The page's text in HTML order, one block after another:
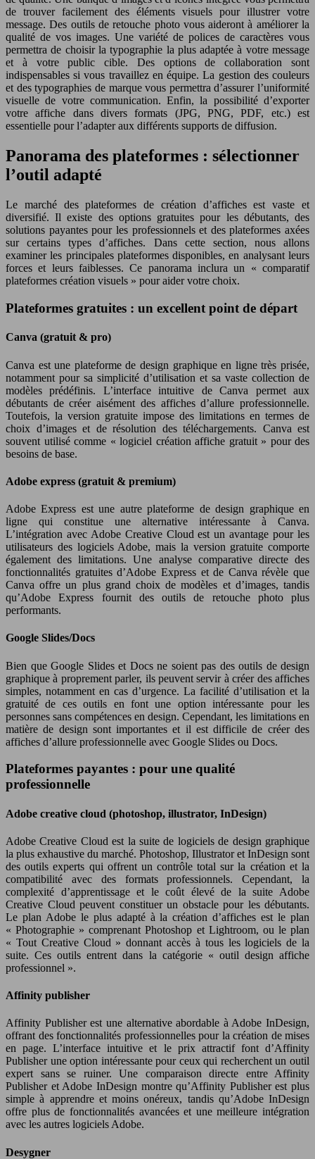
de trouver facilement des éléments visuels pour illustrer votre
message. Des outils de retouche photo vous aideront à améliorer la
qualité de vos images. Une variété de polices de caractères vous
permettra de choisir la typographie la plus adaptée à votre message
et à votre public cible. Des options de collaboration sont
indispensables si vous travaillez en équipe. La gestion des couleurs
et des typographies de marque vous permettra d’assurer l’uniformité
visuelle de votre communication. Enfin, la possibilité d’exporter
votre affiche dans divers formats (JPG, PNG, PDF, etc.) est
essentielle pour l’adapter aux différents supports de diffusion.
Panorama des plateformes : sélectionner
l’outil adapté
Le marché des plateformes de création d’affiches est vaste et
diversifié. Il existe des options gratuites pour les débutants, des
solutions payantes pour les professionnels et des plateformes axées
sur certains types d’affiches. Dans cette section, nous allons
examiner les principales plateformes disponibles, en analysant leurs
forces et leurs faiblesses. Ce panorama inclura un « comparatif
plateformes création visuels » pour aider votre choix.
Plateformes gratuites : un excellent point de départ
Canva (gratuit & pro)
Canva est une plateforme de design graphique en ligne très prisée,
notamment pour sa simplicité d’utilisation et sa vaste collection de
modèles prédéfinis. L’interface intuitive de Canva permet aux
débutants de créer aisément des affiches d’allure professionnelle.
Toutefois, la version gratuite impose des limitations en termes de
choix d’images et de résolution des téléchargements. Canva est
souvent utilisé comme « logiciel création affiche gratuit » pour des
besoins de base.
Adobe express (gratuit & premium)
Adobe Express est une autre plateforme de design graphique en
ligne qui constitue une alternative intéressante à Canva.
L’intégration avec Adobe Creative Cloud est un avantage pour les
utilisateurs des logiciels Adobe, mais la version gratuite comporte
également des limitations. Une analyse comparative directe des
fonctionnalités gratuites d’Adobe Express et de Canva révèle que
Canva offre un plus grand choix de modèles et d’images, tandis
qu’Adobe Express fournit des outils de retouche photo plus
performants.
Google Slides/Docs
Bien que Google Slides et Docs ne soient pas des outils de design
graphique à proprement parler, ils peuvent servir à créer des affiches
simples, notamment en cas d’urgence. La facilité d’utilisation et la
gratuité de ces outils en font une option intéressante pour les
personnes sans compétences en design. Cependant, les limitations en
matière de design sont importantes et il est difficile de créer des
affiches d’allure professionnelle avec Google Slides ou Docs.
Plateformes payantes : pour une qualité
professionnelle
Adobe creative cloud (photoshop, illustrator, InDesign)
Adobe Creative Cloud est la suite de logiciels de design graphique
la plus exhaustive du marché. Photoshop, Illustrator et InDesign sont
des outils experts qui offrent un contrôle total sur la création et la
compatibilité avec des formats professionnels. Cependant, la
complexité d’apprentissage et le coût élevé de la suite Adobe
Creative Cloud peuvent constituer un obstacle pour les débutants.
Le plan Adobe le plus adapté à la création d’affiches est le plan
« Photographie » comprenant Photoshop et Lightroom, ou le plan
« Tout Creative Cloud » donnant accès à tous les logiciels de la
suite. Ces outils entrent dans la catégorie « outil design affiche
professionnel ».
Affinity publisher
Affinity Publisher est une alternative abordable à Adobe InDesign,
offrant des fonctionnalités professionnelles pour la création de mises
en page. L’interface intuitive et le prix attractif font d’Affinity
Publisher une option intéressante pour ceux qui recherchent un outil
expert sans se ruiner. Une comparaison directe entre Affinity
Publisher et Adobe InDesign montre qu’Affinity Publisher est plus
simple à apprendre et moins onéreux, tandis qu’Adobe InDesign
offre plus de fonctionnalités avancées et une meilleure intégration
avec les autres logiciels Adobe.
Desygner